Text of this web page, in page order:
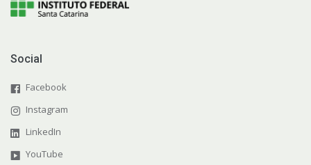
Social
Facebook
Instagram
LinkedIn
YouTube